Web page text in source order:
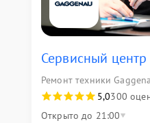
Сервисный центр
Ремонт техники
5,0300
Открыто до 21:00